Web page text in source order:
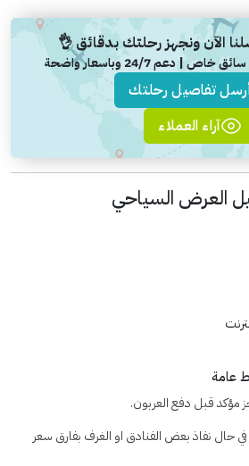
الآن ونجهز رحلتك بدقائق 👌
| دعم 24/7 وباسعار واضحة
تفاصيل رحلتك
آراء العملاء
العرض السياحي
عامة
مؤكد قبل دفع العربون.
حال نفاذ بعض الفنادق او الغرف بفارق سعر